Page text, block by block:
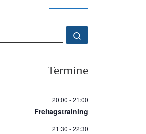
SUCHE
Termine
20:00 -21:00
Freitagstraining
21:30 -22:30